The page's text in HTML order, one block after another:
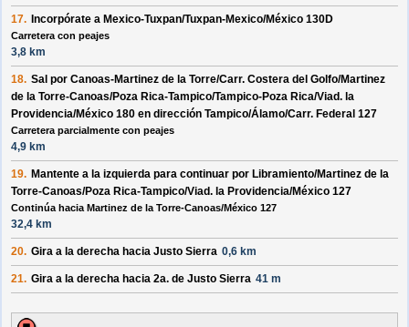
17. Incorpórate a Mexico-Tuxpan/Tuxpan-Mexico/México 130D
Carretera con peajes
3,8 km
18. Sal por Canoas-Martinez de la Torre/Carr. Costera del Golfo/Martinez
de la Torre-Canoas/Poza Rica-Tampico/Tampico-Poza Rica/Viad. la
Providencia/México 180 en dirección Tampico/Álamo/Carr. Federal 127
Carretera parcialmente con peajes
4,9 km
19. Mantente a la izquierda para continuar por Libramiento/Martinez de la
Torre-Canoas/Poza Rica-Tampico/Viad. la Providencia/México 127
Continúa hacia Martinez de la Torre-Canoas/México 127
32,4 km
20. Gira a la derecha hacia Justo Sierra 0,6 km
21. Gira a la derecha hacia 2a. de Justo Sierra 41 m